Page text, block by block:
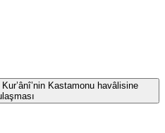
Kastamonu havâlisine